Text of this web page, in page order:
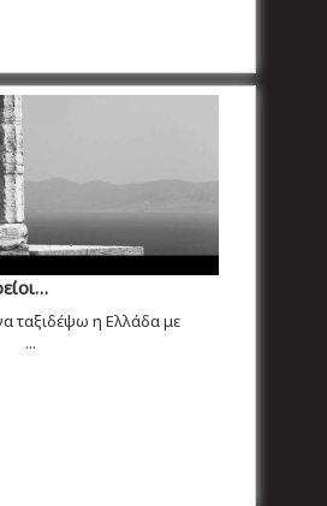
ταξιδέψω η Ελλάδα με
...